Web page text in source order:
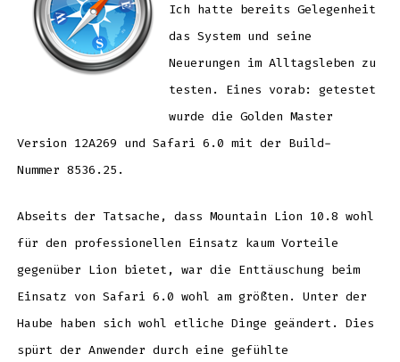
Ich hatte bereits Gelegenheit
das System und seine
Neuerungen im Alltagsleben zu
testen. Eines vorab: getestet
wurde die Golden Master
Version 12A269 und Safari 6.0 mit der Build-
Nummer 8536.25.
Abseits der Tatsache, dass Mountain Lion 10.8 wohl
für den professionellen Einsatz kaum Vorteile
gegenüber Lion bietet, war die Enttäuschung beim
Einsatz von Safari 6.0 wohl am größten. Unter der
Haube haben sich wohl etliche Dinge geändert. Dies
spürt der Anwender durch eine gefühlte